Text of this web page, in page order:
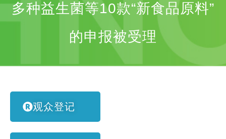
多种益生菌等10款“新食品原料”
的申报被受理
观众登记